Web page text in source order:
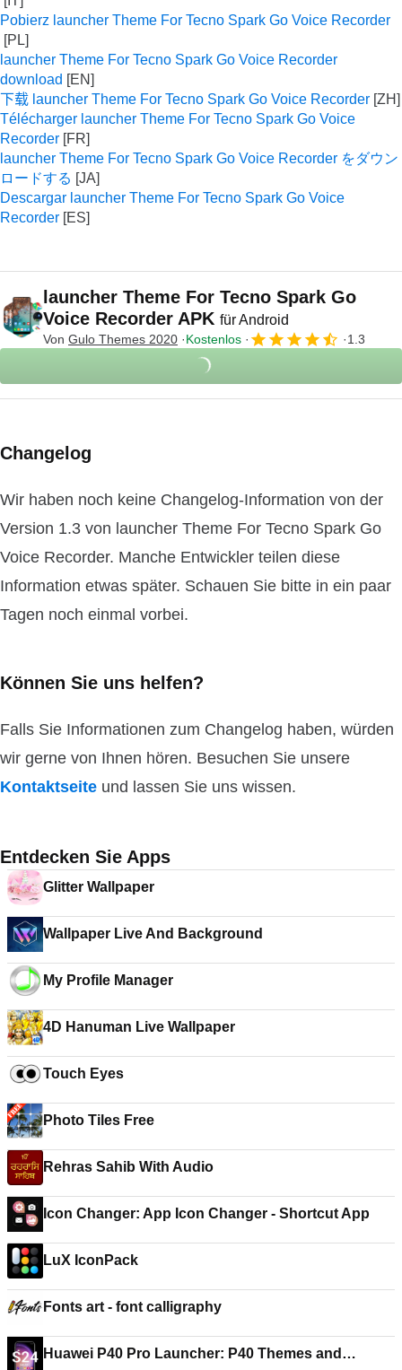
Pobierz launcher Theme For Tecno Spark Go Voice Recorder
launcher Theme For Tecno Spark Go Voice Recorder
download
下载 launcher Theme For Tecno Spark Go Voice Recorder
Télécharger launcher Theme For Tecno Spark Go Voice
Recorder
launcher Theme For Tecno Spark Go Voice Recorder をダウン
ロードする
Descargar launcher Theme For Tecno Spark Go Voice
Recorder
launcher Theme For Tecno Spark Go
Voice Recorder APK für Android
Von Gulo Themes 2020 Kostenlos 1.3
Changelog
Wir haben noch keine Changelog-Information von der
Version 1.3 von launcher Theme For Tecno Spark Go
Voice Recorder. Manche Entwickler teilen diese
Information etwas später. Schauen Sie bitte in ein paar
Tagen noch einmal vorbei.
Können Sie uns helfen?
Falls Sie Informationen zum Changelog haben, würden
wir gerne von Ihnen hören. Besuchen Sie unsere
Kontaktseite und lassen Sie uns wissen.
Entdecken Sie Apps
Glitter Wallpaper
Wallpaper Live And Background
My Profile Manager
4D Hanuman Live Wallpaper
Touch Eyes
Photo Tiles Free
Rehras Sahib With Audio
Icon Changer: App Icon Changer - Shortcut App
LuX IconPack
Fonts art - font calligraphy
Huawei P40 Pro Launcher: P40 Themes and